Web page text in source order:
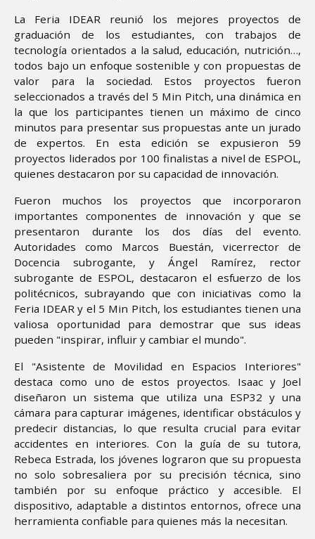
La Feria IDEAR reunió los mejores proyectos de
graduación de los estudiantes, con trabajos de
tecnología orientados a la salud, educación, nutrición…,
todos bajo un enfoque sostenible y con propuestas de
valor para la sociedad. Estos proyectos fueron
seleccionados a través del 5 Min Pitch, una dinámica en
la que los participantes tienen un máximo de cinco
minutos para presentar sus propuestas ante un jurado
de expertos. En esta edición se expusieron 59
proyectos liderados por 100 finalistas a nivel de ESPOL,
quienes destacaron por su capacidad de innovación.
Fueron muchos los proyectos que incorporaron
importantes componentes de innovación y que se
presentaron durante los dos días del evento.
Autoridades como Marcos Buestán, vicerrector de
Docencia subrogante, y Ángel Ramírez, rector
subrogante de ESPOL, destacaron el esfuerzo de los
politécnicos, subrayando que con iniciativas como la
Feria IDEAR y el 5 Min Pitch, los estudiantes tienen una
valiosa oportunidad para demostrar que sus ideas
pueden "inspirar, influir y cambiar el mundo".
El "Asistente de Movilidad en Espacios Interiores"
destaca como uno de estos proyectos. Isaac y Joel
diseñaron un sistema que utiliza una ESP32 y una
cámara para capturar imágenes, identificar obstáculos y
predecir distancias, lo que resulta crucial para evitar
accidentes en interiores. Con la guía de su tutora,
Rebeca Estrada, los jóvenes lograron que su propuesta
no solo sobresaliera por su precisión técnica, sino
también por su enfoque práctico y accesible. El
dispositivo, adaptable a distintos entornos, ofrece una
herramienta confiable para quienes más la necesitan.